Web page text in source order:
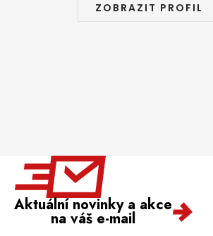
ZOBRAZIT PROFIL
Aktuální novinky a akce
na váš e-mail